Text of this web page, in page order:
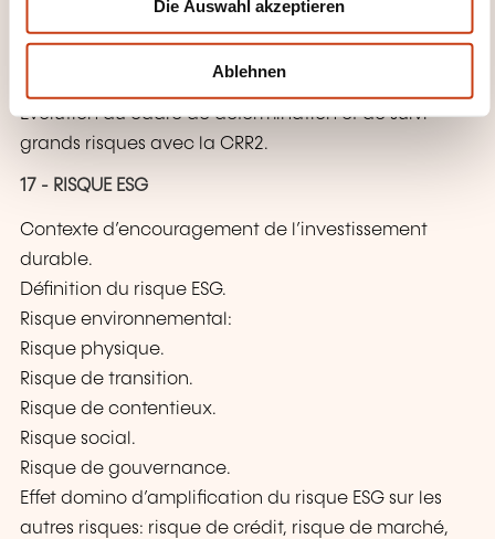
Die Auswahl akzeptieren
Ablehnen
Évolution du cadre de détermination et de suivi
grands risques avec la CRR2.
17 - RISQUE ESG
Contexte d’encouragement de l’investissement
durable.
Définition du risque ESG.
Risque environnemental:
Risque physique.
Risque de transition.
Risque de contentieux.
Risque social.
Risque de gouvernance.
Effet domino d’amplification du risque ESG sur les
autres risques: risque de crédit, risque de marché,